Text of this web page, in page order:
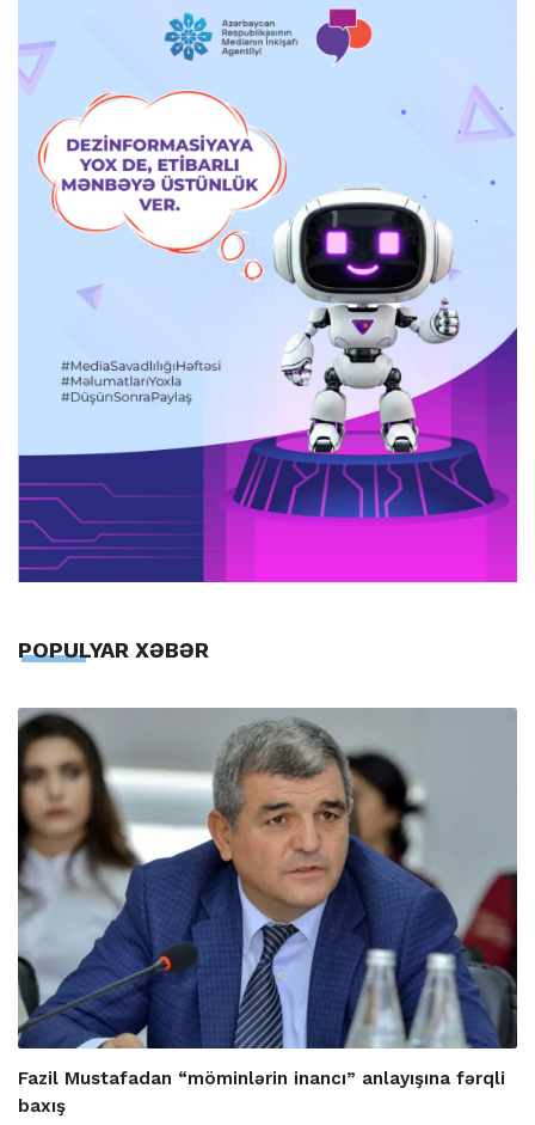
POPULYAR XƏBƏR
Fazil Mustafadan “möminlərin inancı” anlayışına fərqli
baxış